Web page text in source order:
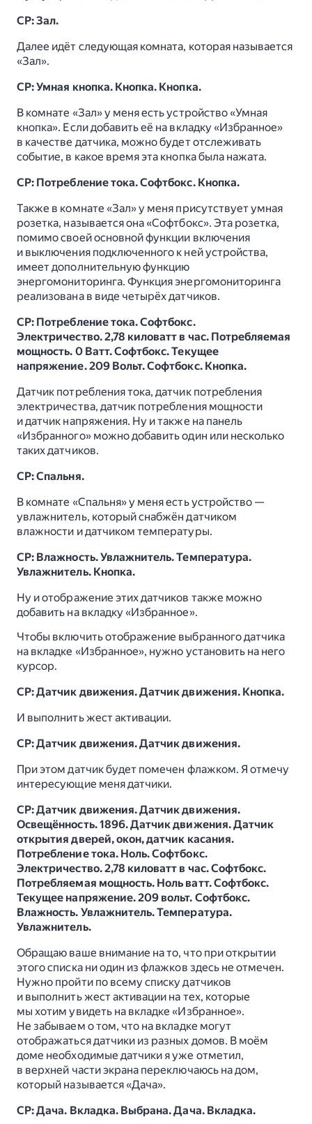
СР: Зал.
Далее идёт следующая комната, которая называется
«Зал».
СР: Умная кнопка. Кнопка. Кнопка.
В комнате «Зал» у меня есть устройство «Умная
кнопка». Если добавить её на вкладку «Избранное»
в качестве датчика, можно будет отслеживать
событие, в какое время эта кнопка была нажата.
СР: Потребление тока. Софтбокс. Кнопка.
Также в комнате «Зал» у меня присутствует умная
розетка, называется она «Софтбокс». Эта розетка,
помимо своей основной функции включения
и выключения подключенного к ней устройства,
имеет дополнительную функцию
энергомониторинга. Функция энергомониторинга
реализована в виде четырёх датчиков.
СР: Потребление тока. Софтбокс.
Электричество. 2,78 киловатт в час. Потребляемая
мощность. 0 Ватт. Софтбокс. Текущее
напряжение. 209 Вольт. Софтбокс. Кнопка.
Датчик потребления тока, датчик потребления
электричества, датчик потребления мощности
и датчик напряжения. Ну и также на панель
«Избранного» можно добавить один или несколько
таких датчиков.
СР: Спальня.
В комнате «Спальня» у меня есть устройство —
увлажнитель, который снабжён датчиком
влажности и датчиком температуры.
СР: Влажность. Увлажнитель. Температура.
Увлажнитель. Кнопка.
Ну и отображение этих датчиков также можно
добавить на вкладку «Избранное».
Чтобы включить отображение выбранного датчика
на вкладке «Избранное», нужно установить на него
курсор.
СР: Датчик движения. Датчик движения. Кнопка.
И выполнить жест активации.
СР: Датчик движения. Датчик движения.
При этом датчик будет помечен флажком. Я отмечу
интересующие меня датчики.
СР: Датчик движения. Датчик движения.
Освещённость. 1896. Датчик движения. Датчик
открытия дверей, окон, датчик касания.
Потребление тока. Ноль. Софтбокс.
Электричество. 2,78 киловатт в час. Софтбокс.
Потребляемая мощность. Ноль ватт. Софтбокс.
Текущее напряжение. 209 вольт. Софтбокс.
Влажность. Увлажнитель. Температура.
Увлажнитель.
Обращаю ваше внимание на то, что при открытии
этого списка ни один из флажков здесь не отмечен.
Нужно пройти по всему списку датчиков
и выполнить жест активации на тех, которые
мы хотим увидеть на вкладке «Избранное».
Не забываем о том, что на вкладке могут
отображаться датчики из разных домов. В моём
доме необходимые датчики я уже отметил,
в верхней части экрана переключаюсь на дом,
который называется «Дача».
СР: Дача. Вкладка. Выбрана. Дача. Вкладка.